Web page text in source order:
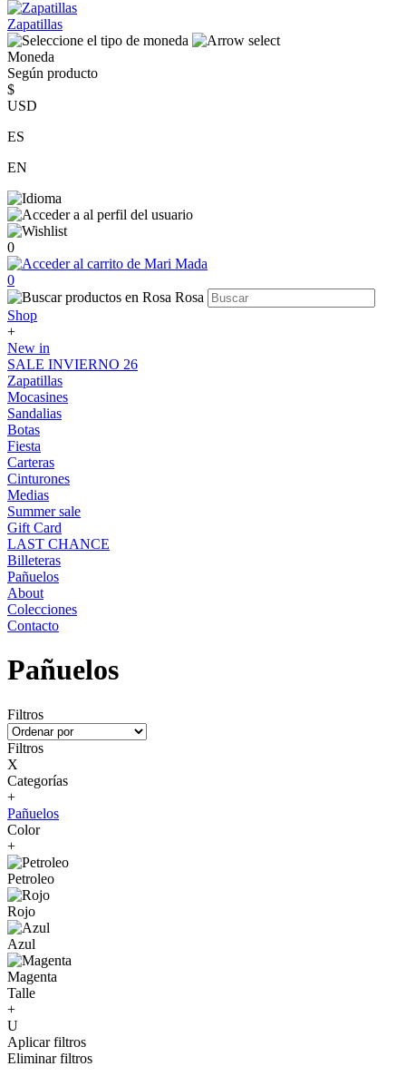
Zapatillas
Moneda
Según producto
$
USD
ES
EN
0
0
Shop
+
New in
SALE INVIERNO 26
Zapatillas
Mocasines
Sandalias
Botas
Fiesta
Carteras
Cinturones
Medias
Summer sale
Gift Card
LAST CHANCE
Billeteras
Pañuelos
About
Colecciones
Contacto
Pañuelos
Filtros
Filtros
X
Categorías
+
Pañuelos
Color
+
Petroleo
Rojo
Azul
Magenta
Talle
+
U
Aplicar filtros
Eliminar filtros